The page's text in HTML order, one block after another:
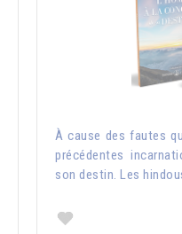
À cause des fautes
précédentes
son destin. Les